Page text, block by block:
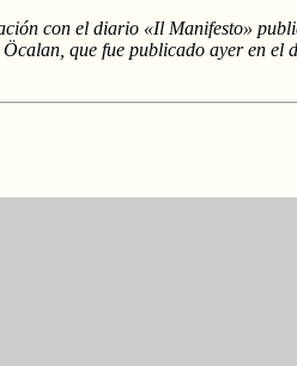
con el diario «Il Manifesto»
que fue publicado ayer en el